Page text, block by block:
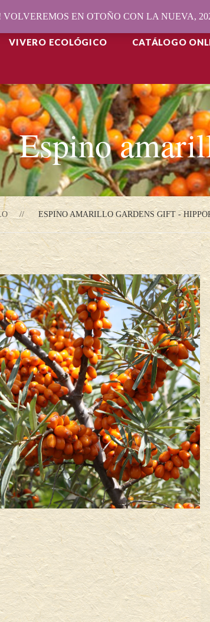
VIVERO ECOLÓGICO CATÁLOGO
Espino
ESPINO AMARILLO GARDENS GIFT -
EN OTOÑO CON LA NUEVA,